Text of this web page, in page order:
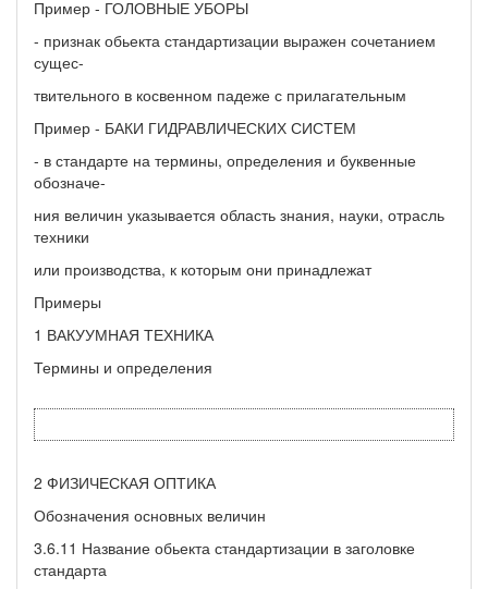
Пример - ГОЛОВНЫЕ УБОРЫ
- признак обьекта стандартизации выражен сочетанием
сущес-
твительного в косвенном падеже с прилагательным
Пример - БАКИ ГИДРАВЛИЧЕСКИХ СИСТЕМ
- в стандарте на термины, определения и буквенные
обозначе-
ния величин указывается область знания, науки, отрасль
техники
или производства, к которым они принадлежат
Примеры
1 ВАКУУМНАЯ ТЕХНИКА
Термины и определения
2 ФИЗИЧЕСКАЯ ОПТИКА
Обозначения основных величин
3.6.11 Название обьекта стандартизации в заголовке
стандарта